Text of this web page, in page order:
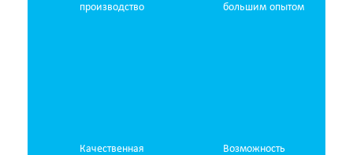
производство
большим опытом
Качественная
Возможность